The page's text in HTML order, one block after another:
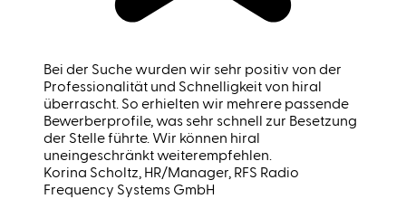
Bei der Suche wurden wir sehr positiv von der
Professionalität und Schnelligkeit von hiral
überrascht. So erhielten wir mehrere passende
Bewerberprofile, was sehr schnell zur Besetzung
der Stelle führte. Wir können hiral
uneingeschränkt weiterempfehlen.
Korina Scholtz, HR/Manager, RFS Radio
Frequency Systems GmbH